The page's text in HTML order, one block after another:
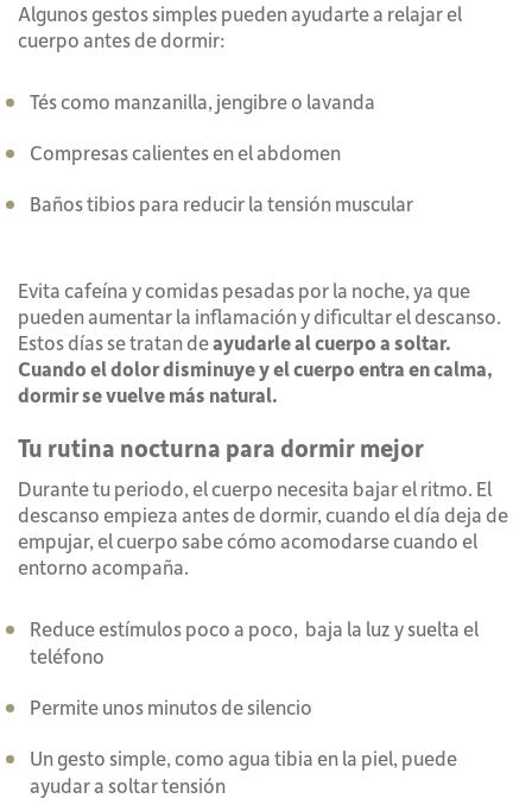
Algunos gestos simples pueden ayudarte a relajar el
cuerpo antes de dormir:
Tés como manzanilla, jengibre o lavanda
Compresas calientes en el abdomen
Baños tibios para reducir la tensión muscular
Evita cafeína y comidas pesadas por la noche, ya que
pueden aumentar la inflamación y dificultar el descanso.
Estos días se tratan deayudarle al cuerpo a soltar.
Cuando el dolor disminuye y el cuerpo entra en calma,
dormir se vuelve más natural.
Tu rutina nocturna para dormir mejor
Durante tu periodo, el cuerpo necesita bajar el ritmo. El
descanso empieza antes de dormir, cuando el día deja de
empujar, el cuerpo sabe cómo acomodarse cuando el
entorno acompaña.
Reduce estímulos poco a poco, baja la luz y suelta el
teléfono
Permite unos minutos de silencio
Un gesto simple, como agua tibia en la piel, puede
ayudar a soltar tensión